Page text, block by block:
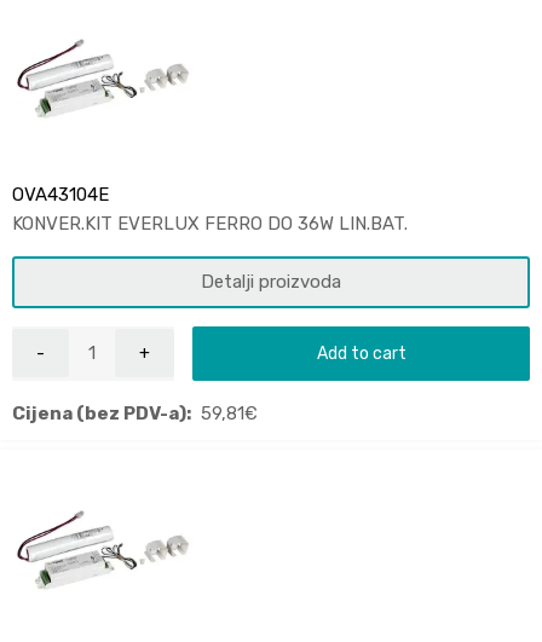
OVA43104E
KONVER.KIT EVERLUX FERRO DO 36W LIN.BAT.
Detalji proizvoda
Add to cart
Cijena (bez PDV-a): 59,81€